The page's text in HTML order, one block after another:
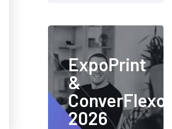
ExpoPrint
&
ConverFlexo
2026